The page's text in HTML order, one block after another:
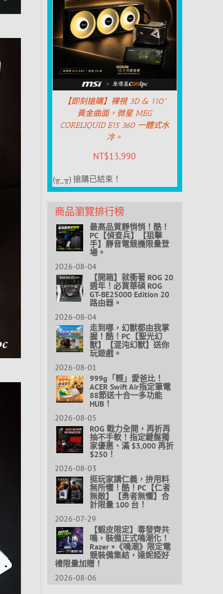
【即刻搶購】裸視 3D & 110°
黃金曲面，微星 MEG
CORELIQUID E15 360 一體式水
冷。
NT$13,990
(╥_╥) 搶購已結束！
商品瀏覽排行榜
最高品質靜悄悄！酷！
PC【偵查兵】【狙擊
手】靜音電競機限量登
場。
2026-08-04
【開箱】就衝著 ROG 20
週年！必買華碩 ROG
GT-BE25000 Edition 20
路由器。
2026-08-04
走到哪，幻獸都由我掌
握！酷！PC【聖光幻
獸】【混沌幻獸】送你
玩遊戲。
2026-08-01
999g「輕」愛爸比！
ACER Swift Air指定筆電
88節送十合一多功能
HUB！
2026-08-05
ROG 戰力全開，再折再
抽不手軟！指定鍵盤獨
家優惠、滿 $3,000 再折
$250！
2026-08-03
挺玩家講仁義，拚用料
無所懼！酷！PC【仁者
無敵】【勇者無懼】合
計限量 100 台！
2026-07-29
【蝦皮限定】毒發齊共
鳴，裝備正式鳴潮化！
Razer ×《鳴潮》限定電
競裝備集結，達妮婭好
禮限量加贈！
2026-08-06